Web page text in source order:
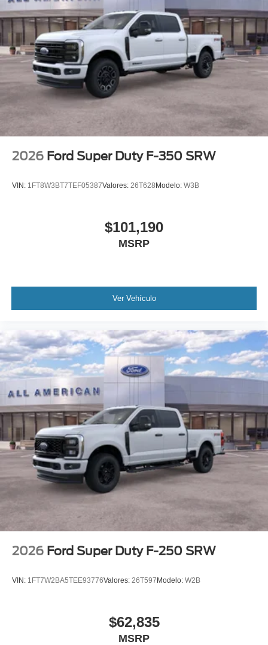
Tires: 275/65R18 BSW A/T
Variable Intermittent Wipers
Wheels: 18" Painted Aluminum
2026 Ford Super Duty F-350 SRW
VIN: 1FT8W3BT7TEF05387Valores: 26T628 Modelo: W3B
$101,190
MSRP
Ver Vehículo
2026 Ford Super Duty F-250 SRW
VIN: 1FT7W2BA5TEE93776Valores: 26T597 Modelo: W2B
$62,835
MSRP